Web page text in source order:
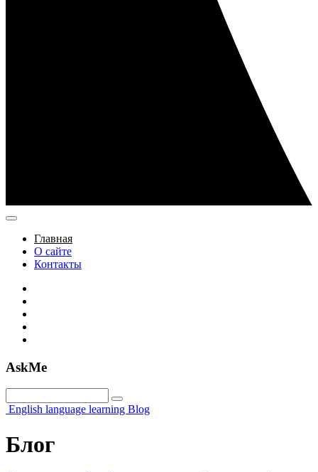
Главная
О сайте
Контакты
AskMe
Форма поиска
English language learning Blog
Блог